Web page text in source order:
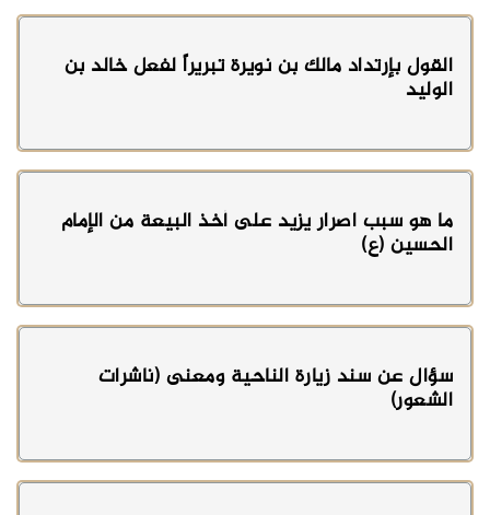
القول بإرتداد مالك بن نويرة تبريراً لفعل خالد بن
الوليد
ما هو سبب اصرار يزيد على أخذ البيعة من الإمام
الحسين (ع)
سؤال عن سند زيارة الناحية ومعنى (ناشرات
الشعور)